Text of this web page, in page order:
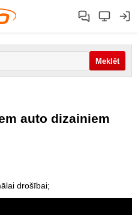
auto dizainiem
drošībai;